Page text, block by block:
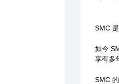
SMC
如今
享有多
SMC